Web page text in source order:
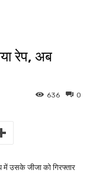
रेप, अब
0
636
में उसके जीजा को गिरफ्तार